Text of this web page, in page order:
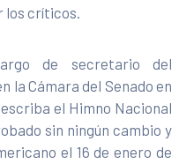
los críticos.
de secretario del
la Cámara del Senado en
el Himno Nacional
sin ningún cambio y
el 16 de enero de